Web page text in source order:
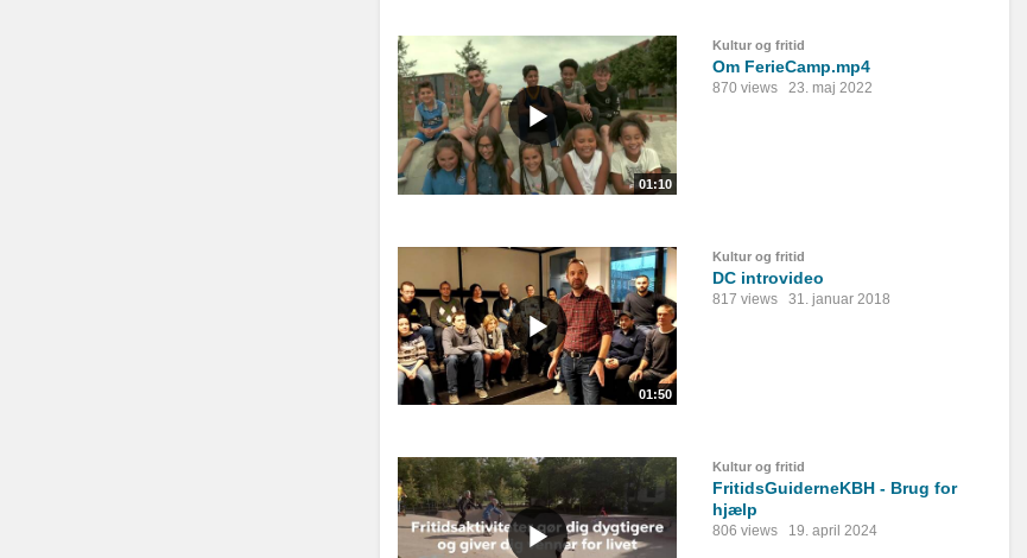
01:10
Kultur og fritid
Om FerieCamp.mp4
870 views 23. maj 2022
01:50
Kultur og fritid
DC introvideo
817 views 31. januar 2018
Kultur og fritid
FritidsGuiderneKBH - Brug for
hjælp
806 views 19. april 2024